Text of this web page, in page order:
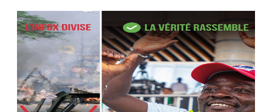
Camara tué lors d’attaques...
22 avr. 2026, 16:41
Des bureaux ravagés dans un
incendie survenu à la mairie...
AIP
10 avr. 2026, 09:48